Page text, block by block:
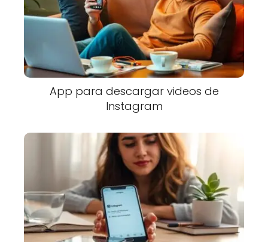
App para descargar videos de
Instagram